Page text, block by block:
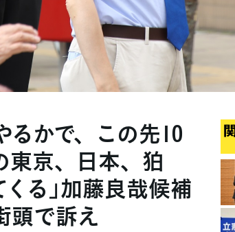
るかで、この先10
東京、日本、狛
る」加藤良哉候補
頭で訴え